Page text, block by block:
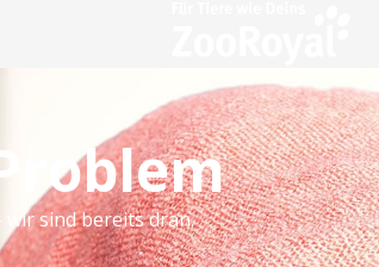
wir sind bereits dran.